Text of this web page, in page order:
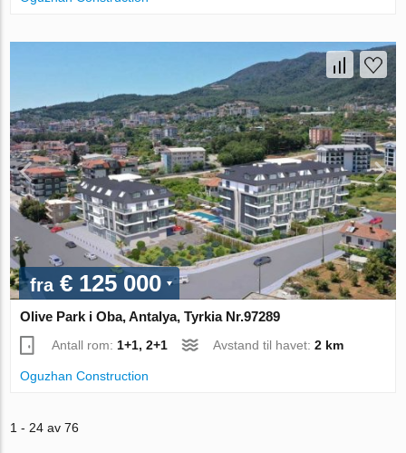
fra€ 125 000
Olive Park i Oba, Antalya, Tyrkia Nr.97289
Antall rom: 1+1, 2+1 Avstand til havet:2 km
Oguzhan Construction
1 - 24 av 76